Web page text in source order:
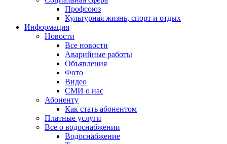
Профсоюз
Культурная жизнь, спорт и отдых
Информация
Новости
Все новости
Аварийные работы
Объявления
Фото
Видео
СМИ о нас
Абоненту
Как стать абонентом
Платные услуги
Все о водоснабжении
Водоснабжение